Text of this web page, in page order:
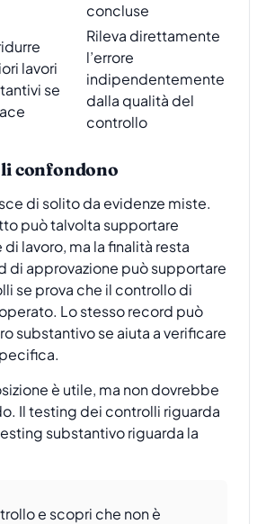
concluse
lavori
se
Rileva direttamente
l’errore
indipendentemente
dalla qualità del
controllo
confondono
di solito da evidenze miste.
può talvolta supportare
lavoro, ma la finalità resta
di approvazione può supportare
se prova che il controllo di
Lo stesso record può
substantivo se aiuta a verificare
è utile, ma non dovrebbe
Il testing dei controlli riguarda
substantivo riguarda la
e scopri che non è